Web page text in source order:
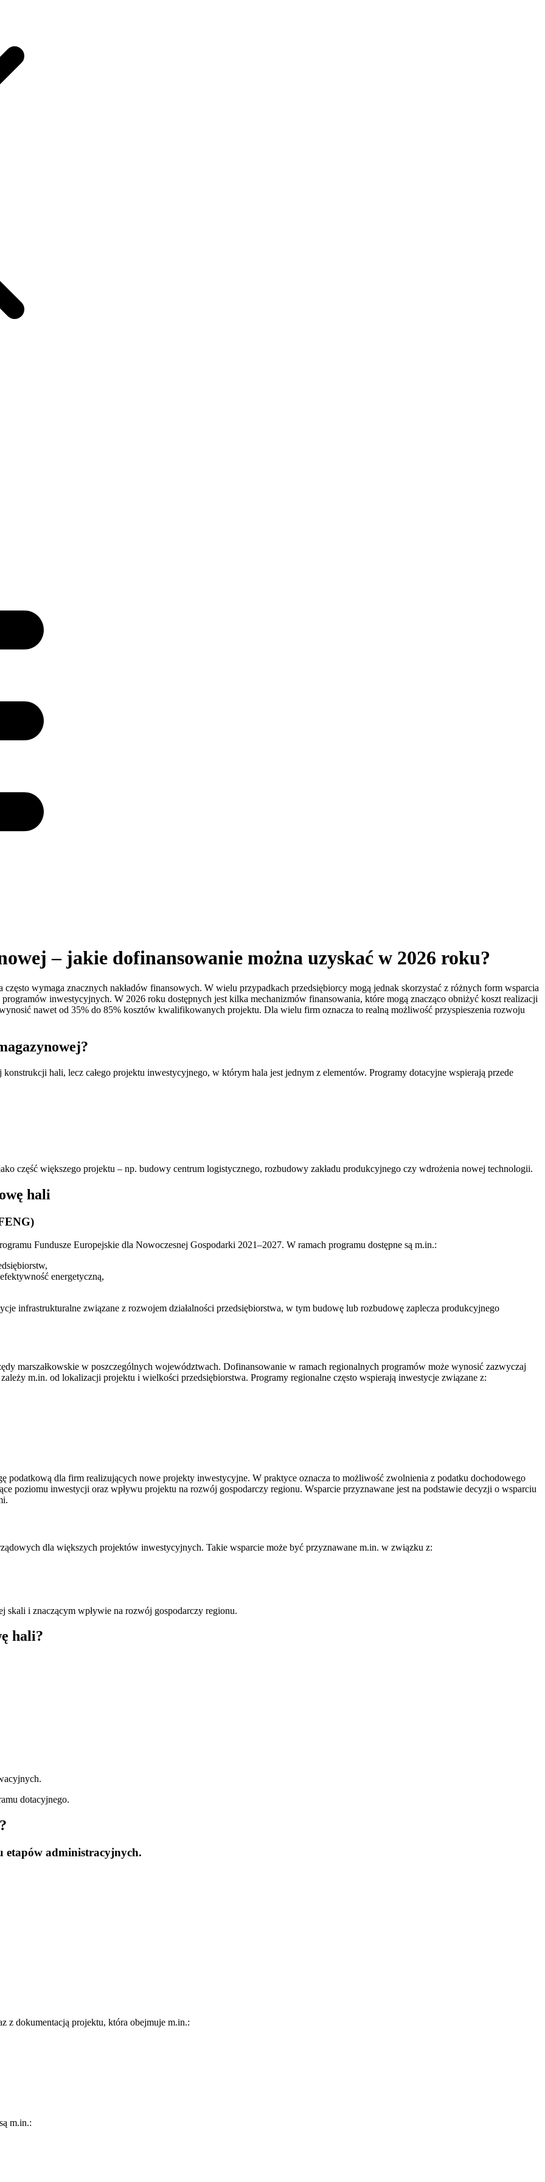
– jakie dofinansowanie można uzyskać w 2026 roku?
wymaga znacznych nakładów finansowych. W wielu przypadkach przedsiębiorcy mogą jednak skorzystać z różnych form wsparcia
inwestycyjnych. W 2026 roku dostępnych jest kilka mechanizmów finansowania, które mogą znacząco obniżyć koszt realizacji
nawet od 35% do 85% kosztów kwalifikowanych projektu. Dla wielu firm oznacza to realną możliwość przyspieszenia rozwoju
hali, lecz całego projektu inwestycyjnego, w którym hala jest jednym z elementów. Programy dotacyjne wspierają przede
część większego projektu – np. budowy centrum logistycznego, rozbudowy zakładu produkcyjnego czy wdrożenia nowej technologii.
hali
Fundusze Europejskie dla Nowoczesnej Gospodarki 2021–2027. W ramach programu dostępne są m.in.:
energetyczną,
infrastrukturalne związane z rozwojem działalności przedsiębiorstwa, w tym budowę lub rozbudowę zaplecza produkcyjnego
marszałkowskie w poszczególnych województwach. Dofinansowanie w ramach regionalnych programów może wynosić zazwyczaj
m.in. od lokalizacji projektu i wielkości przedsiębiorstwa. Programy regionalne często wspierają inwestycje związane z:
podatkową dla firm realizujących nowe projekty inwestycyjne. W praktyce oznacza to możliwość zwolnienia z podatku dochodowego
poziomu inwestycji oraz wpływu projektu na rozwój gospodarczy regionu. Wsparcie przyznawane jest na podstawie decyzji o wsparciu
dla większych projektów inwestycyjnych. Takie wsparcie może być przyznawane m.in. w związku z:
skali i znaczącym wpływie na rozwój gospodarczy regionu.
hali?
dotacyjnego.
etapów administracyjnych.
z dokumentacją projektu, która obejmuje m.in.:
m.in.: